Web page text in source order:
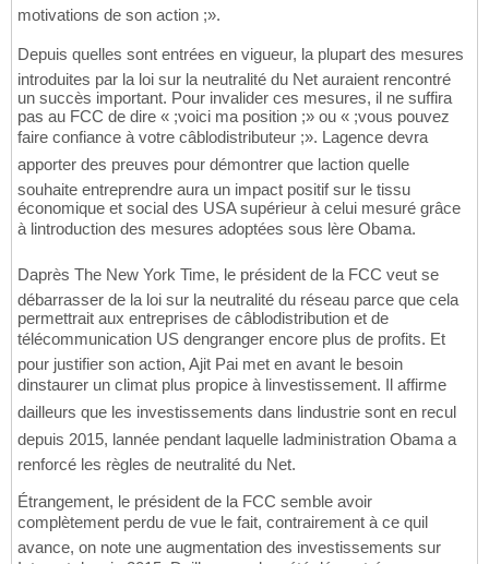
motivations de son action ;».
Depuis quelles sont entrées en vigueur, la plupart des mesures
introduites par la loi sur la neutralité du Net auraient rencontré
un succès important. Pour invalider ces mesures, il ne suffira
pas au FCC de dire « ;voici ma position ;» ou « ;vous pouvez
faire confiance à votre câblodistributeur ;». Lagence devra
apporter des preuves pour démontrer que laction quelle
souhaite entreprendre aura un impact positif sur le tissu
économique et social des USA supérieur à celui mesuré grâce
à lintroduction des mesures adoptées sous lère Obama.
Daprès The New York Time, le président de la FCC veut se
débarrasser de la loi sur la neutralité du réseau parce que cela
permettrait aux entreprises de câblodistribution et de
télécommunication US dengranger encore plus de profits. Et
pour justifier son action, Ajit Pai met en avant le besoin
dinstaurer un climat plus propice à linvestissement. Il affirme
dailleurs que les investissements dans lindustrie sont en recul
depuis 2015, lannée pendant laquelle ladministration Obama a
renforcé les règles de neutralité du Net.
Étrangement, le président de la FCC semble avoir
complètement perdu de vue le fait, contrairement à ce quil
avance, on note une augmentation des investissements sur